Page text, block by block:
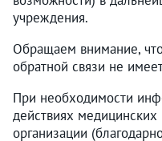
учреждения.
Обращаем внимание,
обратной связи не
При необходимости
действиях
организации